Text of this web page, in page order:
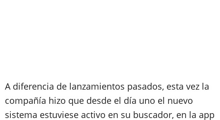
A diferencia de lanzamientos pasados, esta vez la
compañía hizo que desde el día uno el nuevo
sistema estuviese activo en su buscador, en la app